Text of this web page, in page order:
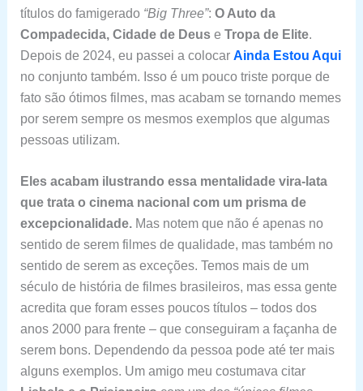
títulos do famigerado “Big Three”: O Auto da
Compadecida, Cidade de Deus e Tropa de Elite.
Depois de 2024, eu passei a colocar Ainda Estou Aqui
no conjunto também. Isso é um pouco triste porque de
fato são ótimos filmes, mas acabam se tornando memes
por serem sempre os mesmos exemplos que algumas
pessoas utilizam.
Eles acabam ilustrando essa mentalidade vira-lata
que trata o cinema nacional com um prisma de
excepcionalidade.Mas notem que não é apenas no
sentido de serem filmes de qualidade, mas também no
sentido de serem as exceções. Temos mais de um
século de história de filmes brasileiros, mas essa gente
acredita que foram esses poucos títulos – todos dos
anos 2000 para frente – que conseguiram a façanha de
serem bons. Dependendo da pessoa pode até ter mais
alguns exemplos. Um amigo meu costumava citar